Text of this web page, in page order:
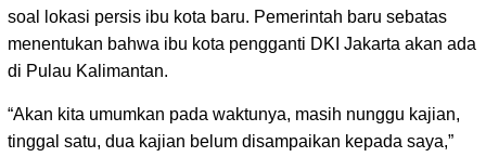
soal lokasi persis ibu kota baru. Pemerintah baru sebatas
menentukan bahwa ibu kota pengganti DKI Jakarta akan ada
di Pulau Kalimantan.
“Akan kita umumkan pada waktunya, masih nunggu kajian,
tinggal satu, dua kajian belum disampaikan kepada saya,”